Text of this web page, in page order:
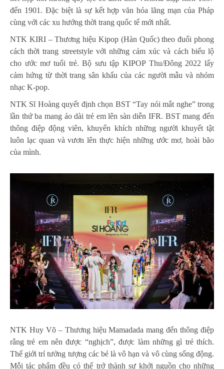
đến 1901. Đặc biệt là sự kết hợp văn hóa lãng mạn của Pháp
cùng với các xu hướng thời trang quốc tế mới nhất.
NTK KIRI – Thương hiệu Kipop (Hàn Quốc) theo đuổi phong
cách thời trang streetstyle với những cảm xúc và cách biểu lộ
cho ước mơ tuổi trẻ. Bộ sưu tập KIPOP Thu/Đông 2022 lấy
cảm hứng từ thời trang sân khấu của các người mẫu và nhóm
nhạc K-pop.
NTK Sĩ Hoàng quyết định chọn BST “Tay nói mắt nghe” trong
lần thứ ba mang áo dài trẻ em lên sàn diễn IFR. BST mang đến
thông điệp động viên, khuyến khích những người khuyết tật
luôn lạc quan và vươn lên thực hiện những ước mơ, hoài bão
của mình.
NTK Huy Võ – Thương hiệu Mamadada mang đến thông điệp
rằng trẻ em nên được “nghịch”, được làm những gì trẻ thích.
Thế giới trí tưởng tượng các bé là vô hạn và vô cùng sống động.
Mỗi tác phẩm đều có thể trở thành sự khởi nguồn cho những